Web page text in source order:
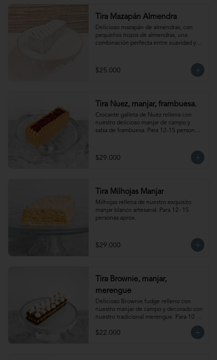
Tira Mazapán Almendra
Delicioso mazapán de almendras, con
pequeños trozos de almendras, una
combinación perfecta entre suavidad y
$25.000
Tira Nuez, manjar, frambuesa.
Crocante galleta de Nuez rellena con
nuestro delicioso manjar de campo y
salsa de frambuesa. Para 12-15 personas
temperatura ambiente antes de servir.
$29.000
Tira Milhojas Manjar
Milhojas rellena de nuestro exquisito
manjar blanco artesanal. Para 12- 15
personas aprox.
$29.000
Tira Brownie, manjar,
merengue
Delicioso Brownie fudge relleno con
nuestro manjar de campo y decorado con
nuestro tradicional merengue. Para 10
recomienda descongelar de 1 hora a
$22.000